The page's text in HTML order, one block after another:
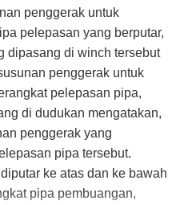
penggerak untuk
pelepasan yang berputar,
dipasang di winch tersebut
penggerak untuk
pelepasan pipa,
di dudukan mengatakan,
penggerak yang
pipa tersebut.
ke atas dan ke bawah
pipa pembuangan,